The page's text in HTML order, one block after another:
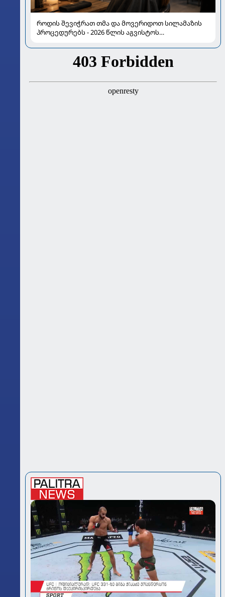
როდის შევიჭრათ თმა და მოვერიდოთ სილამაზის
პროცედურებს - 2026 წლის აგვისტოს